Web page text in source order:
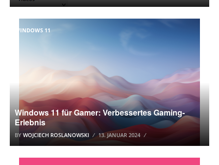
WINDOWS 11
Windows 11 für Gamer: Verbessertes Gaming-
Erlebnis
BY WOJCIECH ROSLANOWSKI 13. JANUAR 2024